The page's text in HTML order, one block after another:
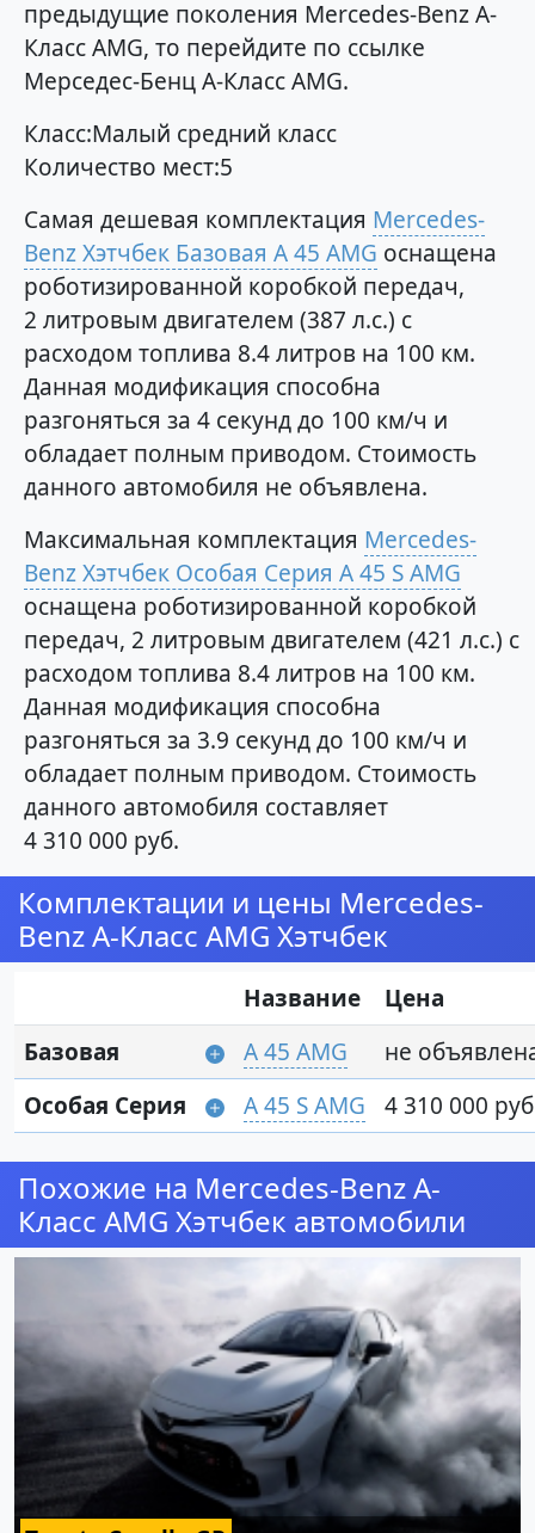
предыдущие поколения Mercedes-Benz A-
Класс AMG, то перейдите по ссылке
Мерседес-Бенц A-Класс AMG.
Класс:Малый средний класс
Количество мест:5
Самая дешевая комплектация Mercedes-
Benz Хэтчбек Базовая A 45 AMG оснащена
роботизированной коробкой передач,
2 литровым двигателем (387 л.с.) с
расходом топлива 8.4 литров на 100 км.
Данная модификация способна
разгоняться за 4 секунд до 100 км/ч и
обладает полным приводом. Стоимость
данного автомобиля не объявлена.
Максимальная комплектация Mercedes-
Benz Хэтчбек Особая Серия A 45 S AMG
оснащена роботизированной коробкой
передач, 2 литровым двигателем (421 л.с.) с
расходом топлива 8.4 литров на 100 км.
Данная модификация способна
разгоняться за 3.9 секунд до 100 км/ч и
обладает полным приводом. Стоимость
данного автомобиля составляет
4 310 000 руб.
Комплектации и цены Mercedes-
Benz A-Класс AMG Хэтчбек
Название
Цена
Базовая
A 45 AMG
не
Особая Серия
A 45 S AMG 4 310 000
Похожие на Mercedes-Benz A-
Класс AMG Хэтчбек автомобили